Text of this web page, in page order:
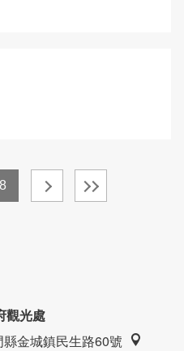
8
觀光處
金城鎮民生路60號